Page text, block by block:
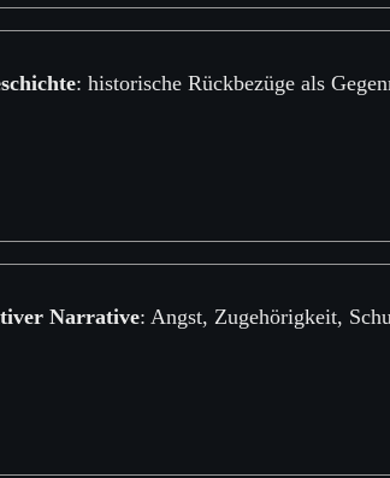
: historische Rückbezüge als
Narrative: Angst, Zugehörigkeit,